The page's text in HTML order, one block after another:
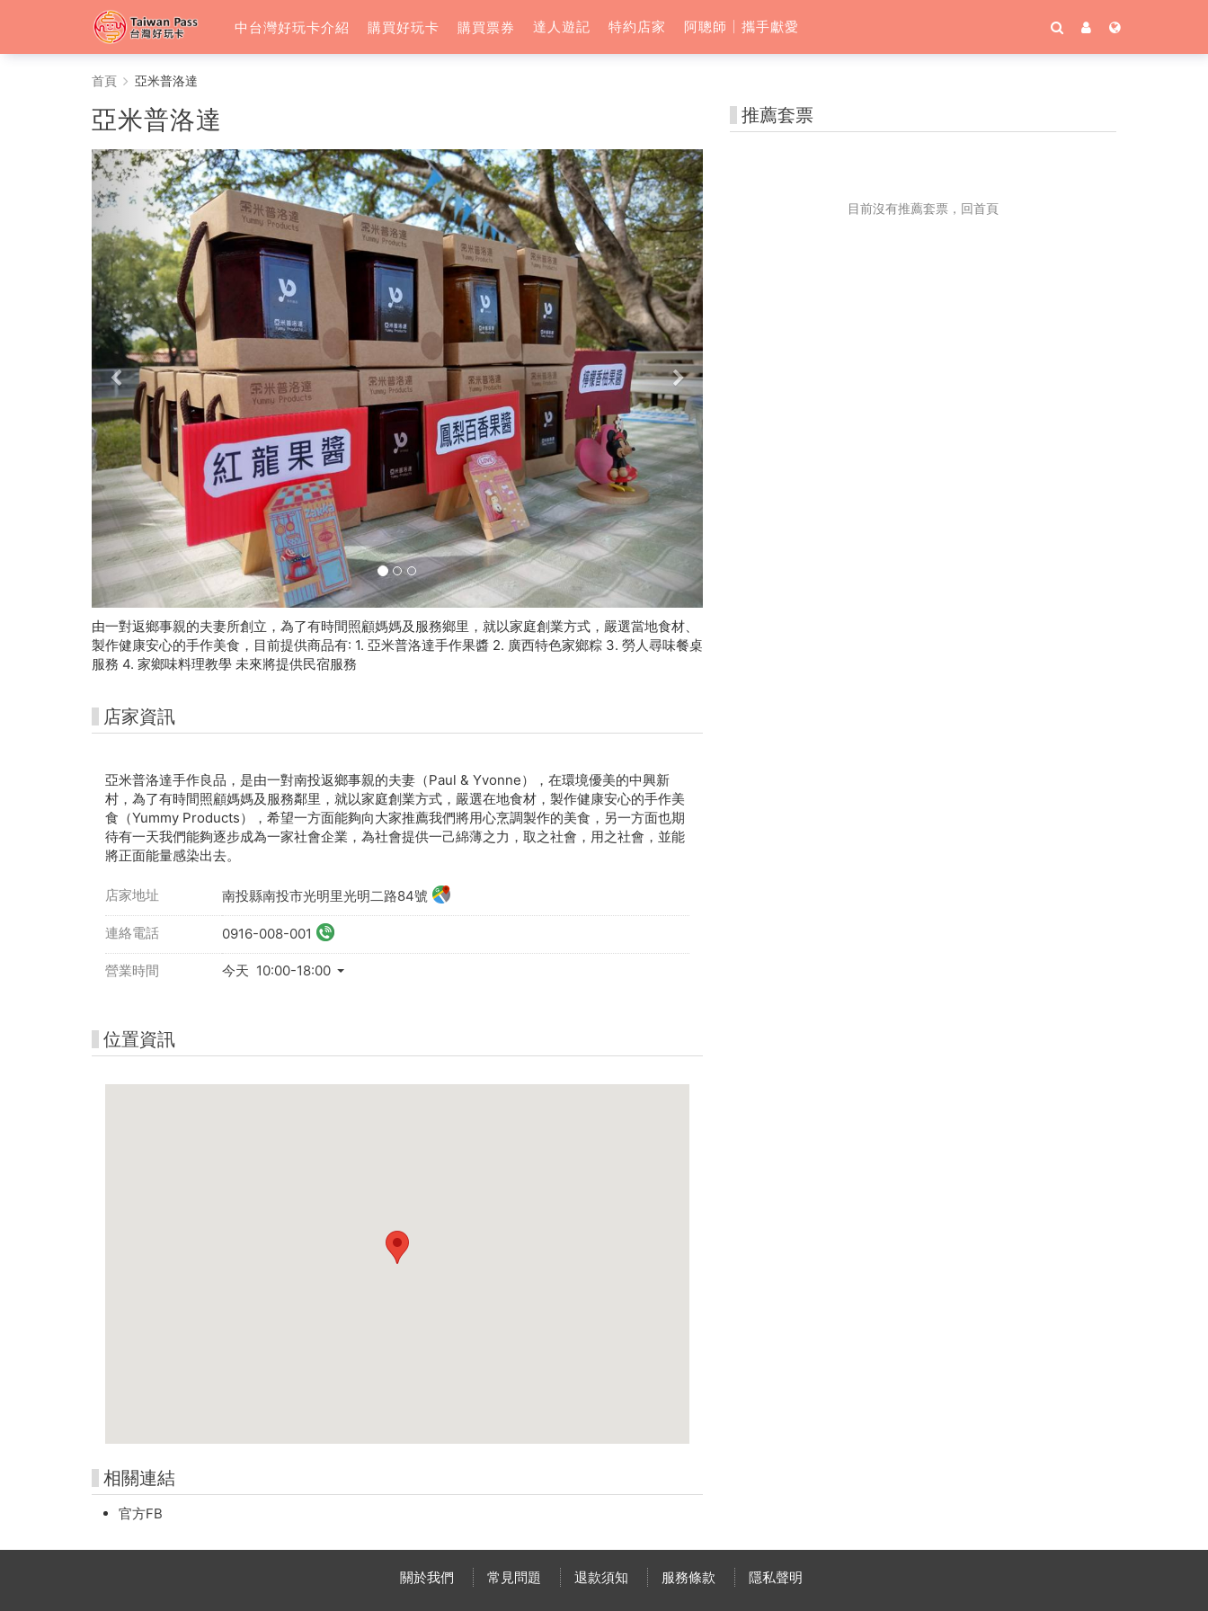
中台灣好玩卡介紹 購買好玩卡 購買票券 達人遊記 特約店家 阿聰師│攜手獻愛
首頁 亞米普洛達
亞米普洛達
由一對返鄉事親的夫妻所創立，為了有時間照顧媽媽及服務鄉里，就以家庭創業方式，嚴選當地食材、
製作健康安心的手作美食，目前提供商品有: 1. 亞米普洛達手作果醬 2. 廣西特色家鄉粽 3. 勞人尋味餐桌
服務 4. 家鄉味料理教學 未來將提供民宿服務
店家資訊
亞米普洛達手作良品，是由一對南投返鄉事親的夫妻（Paul & Yvonne），在環境優美的中興新
村，為了有時間照顧媽媽及服務鄰里，就以家庭創業方式，嚴選在地食材，製作健康安心的手作美
食（Yummy Products），希望一方面能夠向大家推薦我們將用心烹調製作的美食，另一方面也期
待有一天我們能夠逐步成為一家社會企業，為社會提供一己綿薄之力，取之社會，用之社會，並能
將正面能量感染出去。
店家地址 南投縣南投市光明里光明二路84號
連絡電話 0916-008-001
營業時間 今天 10:00-18:00
位置資訊
相關連結
官方FB
推薦套票
目前沒有推薦套票，回首頁
關於我們 常見問題 退款須知 服務條款 隱私聲明